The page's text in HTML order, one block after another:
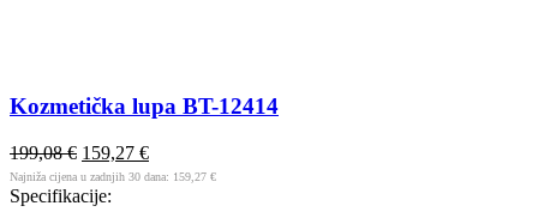
Kozmetička lupa BT-12414
199,08€ 159,27 €
Najniža cijena u zadnjih 30 dana: 159,27 €
Specifikacije: